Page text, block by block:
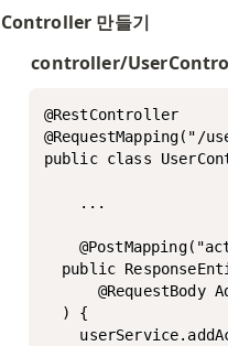
Controller 만들기
controller/
@RestController
@RequestMapping("/
public class
public
@RequestBody
  ) {